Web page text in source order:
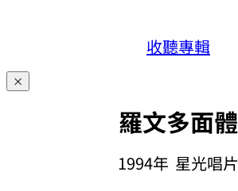
收聽專輯
×
羅文多面體
1994年 星光唱片